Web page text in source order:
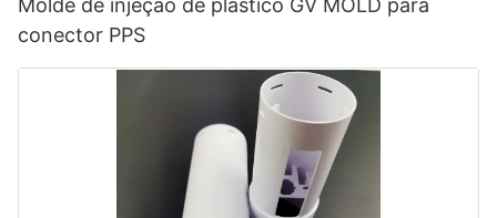
Molde de injeção de plástico GV MOLD para
conector PPS